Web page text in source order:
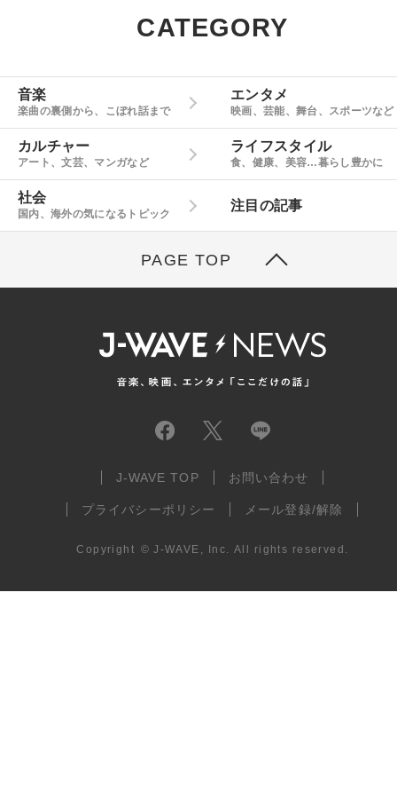
CATEGORY
音楽
楽曲の裏側から、こぼれ話まで
エンタメ
映画、芸能、舞台、スポーツなど
カルチャー
アート、文芸、マンガなど
ライフスタイル
食、健康、美容…暮らし豊かに
社会
国内、海外の気になるトピック
注目の記事
PAGE TOP
J-WAVE TOP お問い合わせ
プライバシーポリシー メール登録/解除
Copyright © J-WAVE, Inc. All rights reserved.